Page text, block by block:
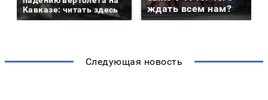
Кавказе: читать здесь
ждать всем нам?
Следующая новость